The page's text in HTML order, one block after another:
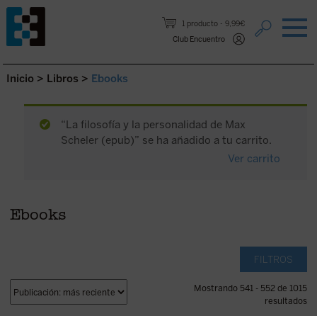
1 producto
9,99€
Club Encuentro
Saltar al contenido.
Inicio > Libros > Ebooks
“La filosofía y la personalidad de Max
Scheler (epub)” se ha añadido a tu carrito.
Ver carrito
Ebooks
FILTROS
Mostrando 541 - 552 de 1015
resultados